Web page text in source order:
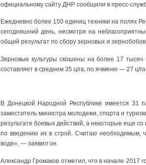
официальному сайту ДНР сообщили в пресс-
Ежедневно более 150 единиц техники на полях
сегодняшний день, несмотря на
общий результат по сбору зерновых и
Зерновые культуры скошены на более 17 тысяч
составляет в среднем 35 ц/га, по ячменю — 27 ц/га,
В Донецкой Народной Республике имеется 31
заместитель министра молодежи, спорта и
результате боевых действий, а некоторые еще
по введению их в строй. Считаю необходимым,
воде», — заявил он.
Александр Громаков отметил, что в начале 2017